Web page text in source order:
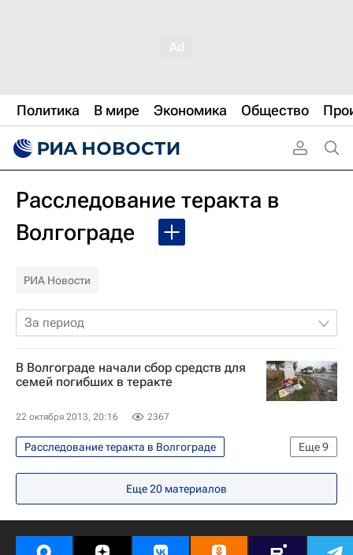
Политика В мире Экономика Общество
Расследование теракта в
Волгограде
РИА Новости
За период
В Волгограде начали сбор средств для
семей погибших в теракте
22 октября 2013, 20:16 2367
Еще9
Расследование теракта в Волгограде
Общество
Саратовская область
Волгоград
Весь мир
Европа
Волгоградская область
Южный ФО
Еще20 материалов